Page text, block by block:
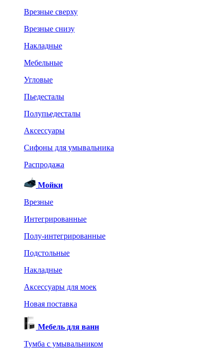
Врезные сверху
Врезные снизу
Накладные
Мебельные
Угловые
Пьедесталы
Полупьедесталы
Аксессуары
Сифоны для умывальника
Распродажа
Мойки
Врезные
Интегрированные
Полу-интегрированные
Подстольные
Накладные
Аксессуары для моек
Новая поставка
Мебель для ванн
Тумба с умывальником